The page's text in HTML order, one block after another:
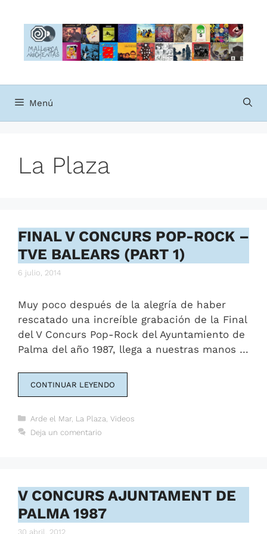
contenido
Menú
La Plaza
FINAL V CONCURS POP-ROCK –
TVE BALEARS (PART 1)
6 julio, 2014
Muy poco después de la alegría de haber
rescatado una increíble grabación de la Final
del V Concurs Pop-Rock del Ayuntamiento de
Palma del año 1987, llega a nuestras manos …
CONTINUAR LEYENDO
Categorías
Arde el Mar, La Plaza Videos
Deja un comentario
V CONCURS AJUNTAMENT DE
PALMA 1987
30 abril, 2012